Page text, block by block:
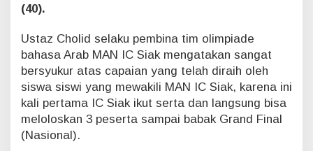
)
2
0
1
9
s
e
(40).
Ustaz Cholid selaku pembina tim olimpiade
bahasa Arab MAN IC Siak mengatakan sangat
bersyukur atas capaian yang telah diraih oleh
siswa siswi yang mewakili MAN IC Siak, karena ini
kali pertama IC Siak ikut serta dan langsung bisa
meloloskan 3 peserta sampai babak Grand Final
(Nasional).